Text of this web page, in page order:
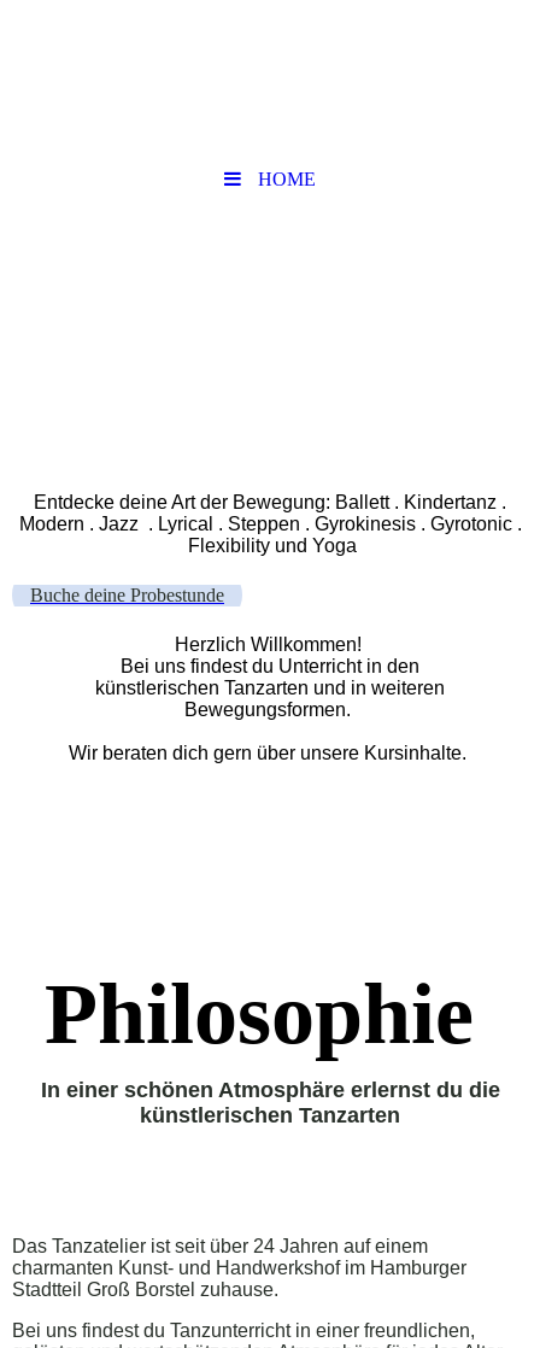
HOME
Entdecke deine Art der Bewegung: Ballett . Kindertanz .
Modern . Jazz . Lyrical . Steppen . Gyrokinesis . Gyrotonic .
Flexibility und Yoga
Buche deine Probestunde
Herzlich Willkommen!
Bei uns findest du Unterricht in den
künstlerischen Tanzarten und in weiteren
Bewegungsformen.
Wir beraten dich gern über unsere Kursinhalte.
Philosophie
In einer schönen Atmosphäre erlernst du die
künstlerischen Tanzarten
Das Tanzatelier ist seit über 24 Jahren auf einem
charmanten Kunst- und Handwerkshof im Hamburger
Stadtteil Groß Borstel zuhause.
Bei uns findest du Tanzunterricht in einer freundlichen,